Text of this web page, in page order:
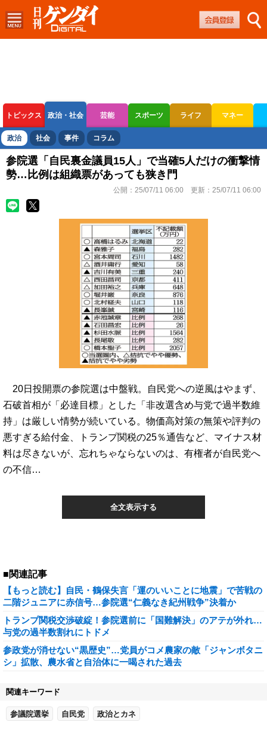
トピックス 政治・社会 芸能 スポーツ ライフ マネー
ボートレース 競輪 オートレース
政治 社会 事件 コラム
参院選「自民裏金議員15人」で当確5人だけの衝撃情
勢…比例は組織票があっても狭き門
公開： 25/07/11 06:00 更新： 25/07/11 06:00
20日投開票の参院選は中盤戦。自民党への逆風はやまず、
石破首相が「必達目標」とした「非改選含め与党で過半数維
持」は厳しい情勢が続いている。物価高対策の無策や評判の
悪すぎる給付金、トランプ関税の25％通告など、マイナス材
料は尽きないが、忘れちゃならないのは、有権者が自民党へ
の不信…
全文表示する
■関連記事
【もっと読む】自民・鶴保失言「運のいいことに地震」で苦戦の
二階ジュニアに赤信号…参院選“仁義なき紀州戦争”決着か
トランプ関税交渉破綻！参院選前に「国難解決」のアテが外れ…
与党の過半数割れにトドメ
参政党が消せない“黒歴史”…党員がコメ農家の敵「ジャンボタニ
シ」拡散、農水省と自治体に一喝された過去
関連キーワード
参議院選挙 自民党 政治とカネ